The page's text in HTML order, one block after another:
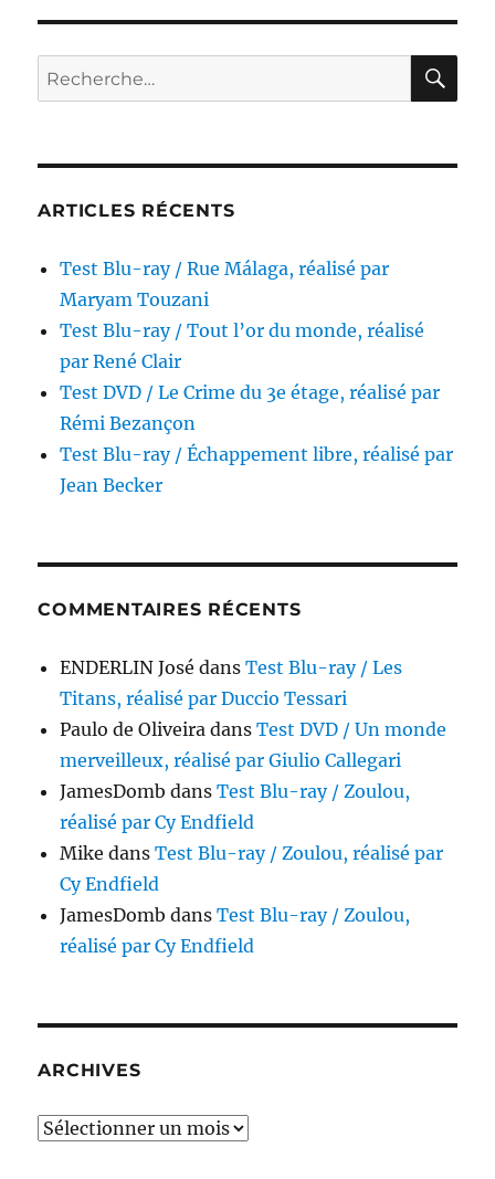
Alice,
Sweet
Alice,
Sole
Recherche
pour :
ARTICLES RÉCENTS
Test Blu-ray / Rue Málaga, réalisé par
Maryam Touzani
Test Blu-ray / Tout l’or du monde, réalisé
par René Clair
Test DVD / Le Crime du 3e étage, réalisé par
Rémi Bezançon
Test Blu-ray / Échappement libre, réalisé par
Jean Becker
COMMENTAIRES RÉCENTS
ENDERLIN José dansTest Blu-ray / Les
Titans, réalisé par Duccio Tessari
Paulo de Oliveira dansTest DVD / Un monde
merveilleux, réalisé par Giulio Callegari
JamesDomb dansTest Blu-ray / Zoulou,
réalisé par Cy Endfield
Mike dansTest Blu-ray / Zoulou, réalisé par
Cy Endfield
JamesDomb dansTest Blu-ray / Zoulou,
réalisé par Cy Endfield
ARCHIVES
Archives